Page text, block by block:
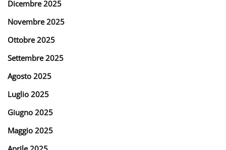
Dicembre 2025
Novembre 2025
Ottobre 2025
Settembre 2025
Agosto 2025
Luglio 2025
Giugno 2025
Maggio 2025